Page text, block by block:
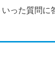
った質問に